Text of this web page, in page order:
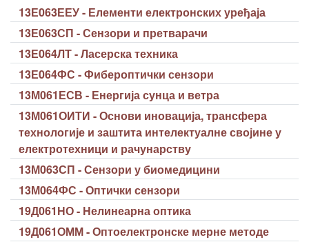
13Е063ЕЕУ - Елементи електронских уређаја
13Е063СП - Сензори и претварачи
13Е064ЛТ - Ласерска техника
13Е064ФС - Фибероптички сензори
13М061ЕСВ - Енергија сунца и ветра
13М061ОИТИ - Основи иновација, трансфера
технологије и заштита интелектуалне својине у
електротехници и рачунарству
13М063СП - Сензори у биомедицини
13М064ФС - Оптички сензори
19Д061НО - Нелинеарна оптика
19Д061ОММ - Оптоелектронске мерне методе